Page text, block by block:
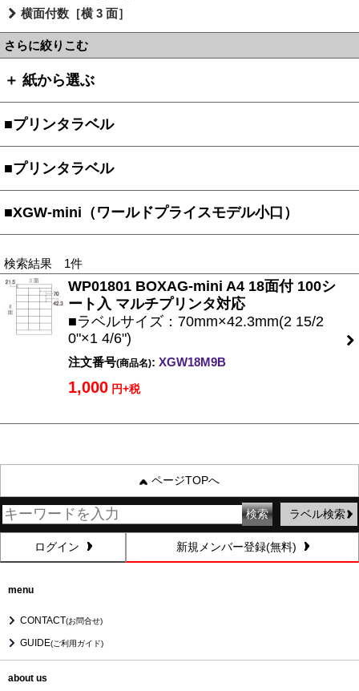
横面付数［横 3 面］
さらに絞りこむ
＋ 紙から選ぶ
■プリンタラベル
■プリンタラベル
■XGW-mini（ワールドプライスモデル小口）
検索結果 1件
WP01801 BOXAG-mini A4 18面付 100シ
ート入 マルチプリンタ対応
■ラベルサイズ：70mm×42.3mm(2 15/2
0"×1 4/6")
注文番号(商品名): XGW18M9B
1,000 円+税
ページTOPへ
ラベル検索
ログイン 新規メンバー登録(無料)
menu
CONTACT(お問合せ)
GUIDE(ご利用ガイド)
about us